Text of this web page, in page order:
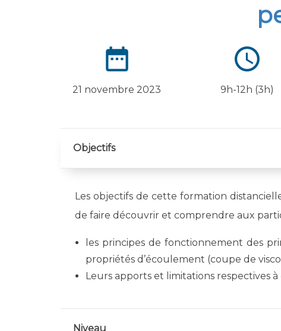
21 novembre 2023 9h-12h (3h)
Objectifs
Les objectifs de cette formation
de faire découvrir et comprendre aux
les principes de fonctionnement des
propriétés d’écoulement (coupe de
Leurs apports et limitations respectives
Niveau